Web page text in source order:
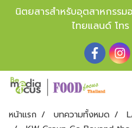
นิตยสารสำหรับอุตสาหกรรม
ไทยแลนด์ โทร
หน้าแรก บทความทั้งหมด